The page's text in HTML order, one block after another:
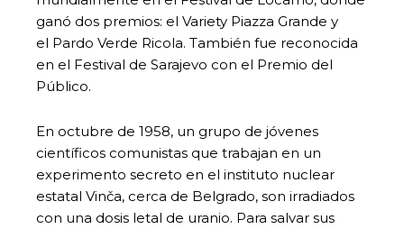
ganó dos premios: el Variety Piazza Grande y
el Pardo Verde Ricola. También fue reconocida
en el Festival de Sarajevo con el Premio del
Público.
En octubre de 1958, un grupo de jóvenes
científicos comunistas que trabajan en un
experimento secreto en el instituto nuclear
estatal Vinča, cerca de Belgrado, son irradiados
con una dosis letal de uranio. Para salvar sus